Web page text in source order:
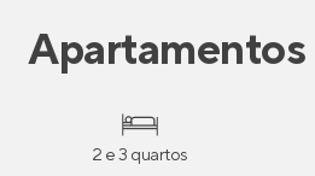
Apartamentos
2 e 3 quartos